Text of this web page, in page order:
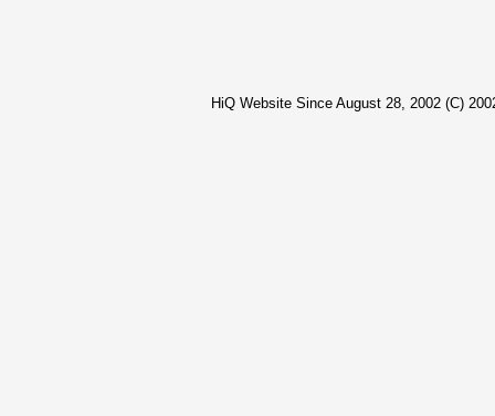
HiQ Website Since August 28, 2002 (C)